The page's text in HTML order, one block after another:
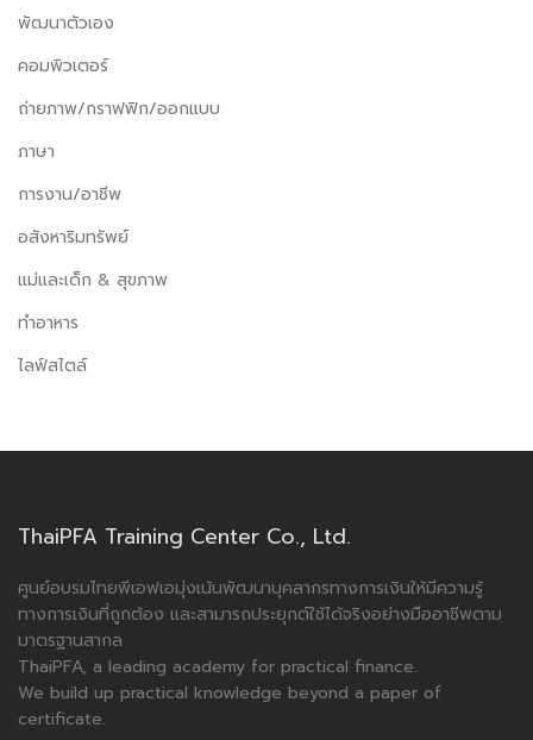
พัฒนาตัวเอง
คอมพิวเตอร์
ถ่ายภาพ/กราฟฟิก/ออกแบบ
ภาษา
การงาน/อาชีพ
อสังหาริมทรัพย์
แม่และเด็ก & สุขภาพ
ทำอาหาร
ไลฟ์สไตล์
ThaiPFA Training Center Co., Ltd.
ศูนย์อบรมไทยพีเอฟเอมุ่งเน้นพัฒนาบุคลากรทางการเงินให้มีความรู้
ทางการเงินที่ถูกต้อง และสามารถประยุกต์ใช้ได้จริงอย่างมืออาชีพตาม
มาตรฐานสากล
ThaiPFA, a leading academy for practical finance.
We build up practical knowledge beyond a paper of
certificate.